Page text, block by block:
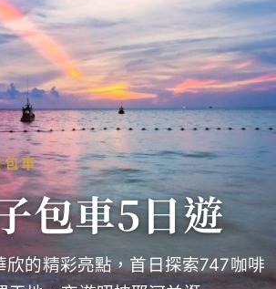
包車
包車5日遊
欣的精彩亮點，首日探索747咖啡